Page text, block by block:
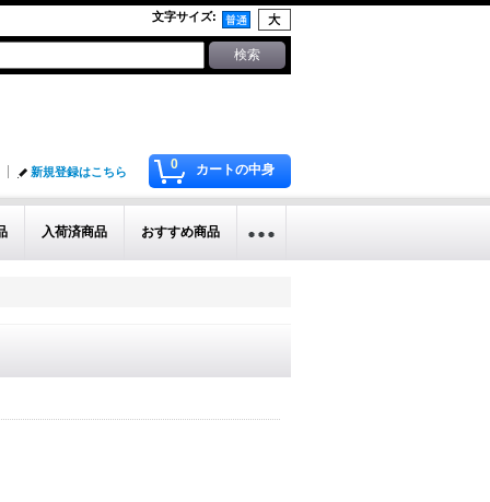
文字サイズ:
0 カートの中身
新規登録はこちら
入荷済商品 おすすめ商品